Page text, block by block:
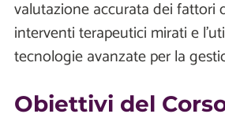
valutazione accurata dei fattori
interventi terapeutici mirati e
tecnologie avanzate per la
Obiettivi del